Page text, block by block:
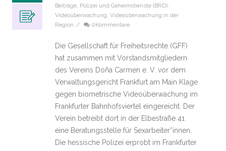
Beiträge Polizei und Geheimdienste (BRD)
Videoüberwachung Videoüberwachung in der
Region / 0Kommentare
Die Gesellschaft für Freiheitsrechte (GFF)
hat zusammen mit Vorstandsmitgliedern
des Vereins Doña Carmen e. V. vor dem
Verwaltungsgericht Frankfurt am Main Klage
gegen biometrische Videoüberwachung im
Frankfurter Bahnhofsviertel eingereicht. Der
Verein betreibt dort in der Elbestraße 41
eine Beratungsstelle für Sexarbeiter*innen.
Die hessische Polizei erprobt im Frankfurter